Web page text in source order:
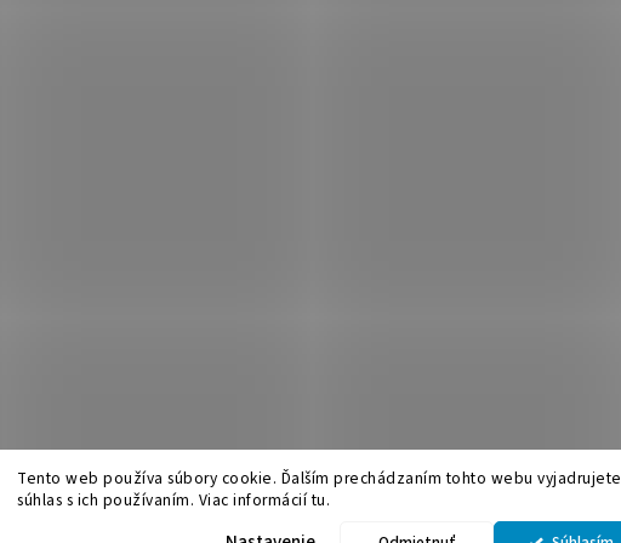
Tento web používa súbory cookie. Ďalším prechádzaním tohto webu vyjadrujete
súhlas s ich používaním. Viac informácií tu.